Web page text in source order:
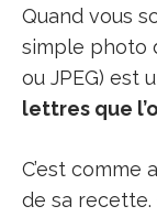
Quand vous
simple photo
ou JPEG) est
lettres que
C’est comme
de sa